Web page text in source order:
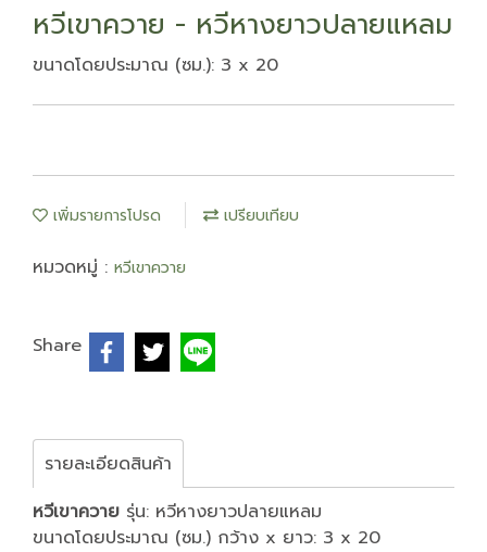
หวีเขาควาย - หวีหางยาวปลายแหลม
ขนาดโดยประมาณ (ซม.): 3 x 20
เพิ่มรายการโปรด เปรียบเทียบ
หมวดหมู่ : หวีเขาควาย
Share
รายละเอียดสินค้า
หวีเขาควาย รุ่น: หวีหางยาวปลายแหลม
ขนาดโดยประมาณ (ซม.) กว้าง x ยาว: 3 x 20